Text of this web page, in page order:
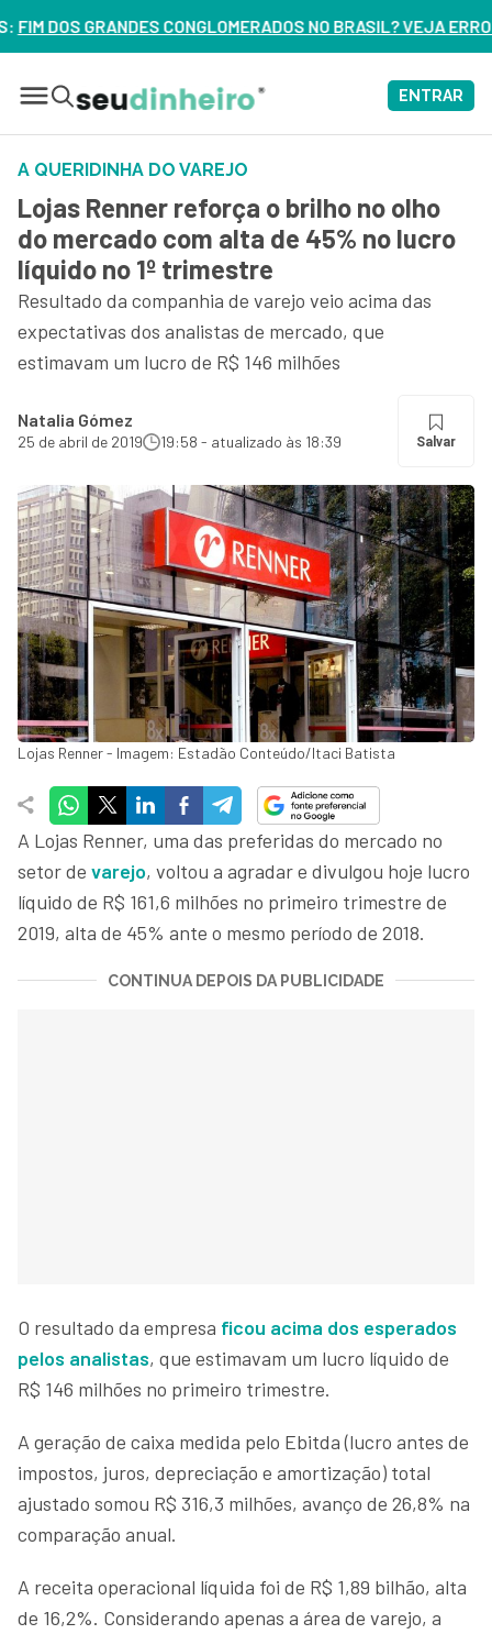
NO BRASIL? VEJA ERROS DE 3 DELES – ASSISTA
ENTRAR
A QUERIDINHA DO VAREJO
Lojas Renner reforça o brilho no olho
do mercado com alta de 45% no lucro
líquido no 1º trimestre
Resultado da companhia de varejo veio acima das
expectativas dos analistas de mercado, que
estimavam um lucro de R$ 146 milhões
Natalia Gómez
25 de abril de 2019 19:58 - atualizado às 18:39 Salvar
Lojas Renner - Imagem: Estadão Conteúdo/Itaci Batista
A Lojas Renner, uma das preferidas do mercado no
setor de varejo, voltou a agradar e divulgou hoje lucro
líquido de R$ 161,6 milhões no primeiro trimestre de
2019, alta de 45% ante o mesmo período de 2018.
CONTINUA DEPOIS DA PUBLICIDADE
O resultado da empresa ficou acima dos esperados
pelos analistas, que estimavam um lucro líquido de
R$ 146 milhões no primeiro trimestre.
A geração de caixa medida pelo Ebitda (lucro antes de
impostos, juros, depreciação e amortização) total
ajustado somou R$ 316,3 milhões, avanço de 26,8% na
comparação anual.
A receita operacional líquida foi de R$ 1,89 bilhão, alta
de 16,2%. Considerando apenas a área de varejo, a